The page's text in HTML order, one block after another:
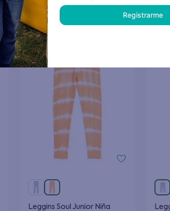
Agregar al carrito
Leggins Soul Junior Niña
Registrarme